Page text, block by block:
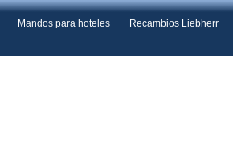
Mandos para hoteles Recambios Liebherr